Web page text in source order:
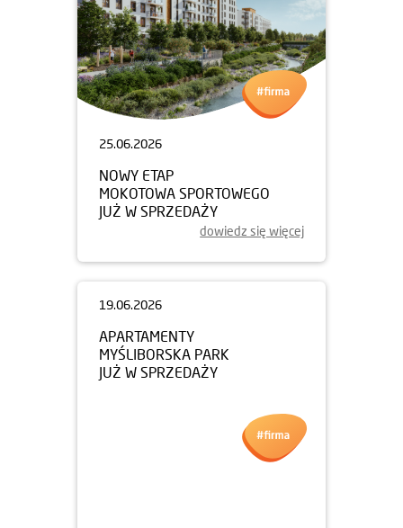
25.06.2026
NOWY ETAP
MOKOTOWA SPORTOWEGO
JUŻ W SPRZEDAŻY
dowiedz się więcej